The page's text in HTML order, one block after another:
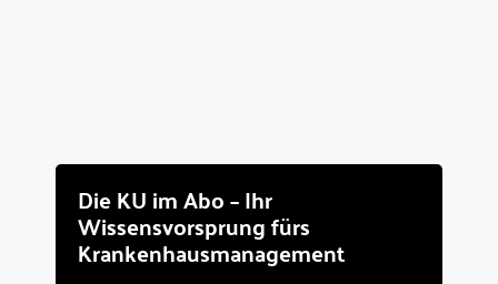
Die KU im Abo – Ihr
Wissensvorsprung fürs
Krankenhausmanagement